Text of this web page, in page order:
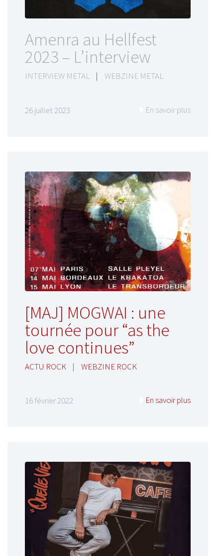
Amenra au Hellfest
2023 – L’interview
INTERVIEW METAL | WEBZINE METAL
26 juillet 2023 En savoir plus
[MAJ] MOGWAI : une
tournée pour “as the
love continues”
ACTU ROCK | WEBZINE ROCK
16 février 2022 En savoir plus